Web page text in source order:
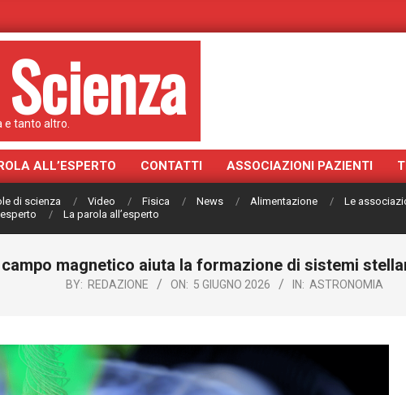
e tanto altro.
ALL’ESPERTO CONTATTI ASSOCIAZIONI PAZIENTI
di scienza Video Fisica News Alimentazione
Le
La parola all’esperto
magnetico aiuta la formazione di sistemi
BY: REDAZIONE ON: 5 GIUGNO 2026 IN: ASTRONOMIA